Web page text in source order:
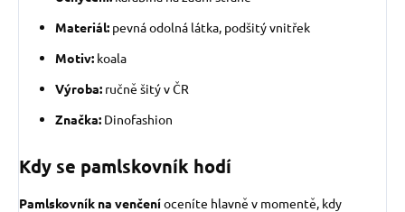
Materiál: pevná odolná látka, podšitý vnitřek
Motiv: koala
Výroba: ručně šitý v ČR
Značka: Dinofashion
Kdy se pamlskovník hodí
Pamlskovník na venčeníoceníte hlavně v momentě, kdy